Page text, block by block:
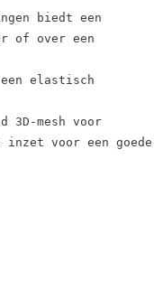
biedt een
of over een
elastisch
3D-mesh voor
voor een goede